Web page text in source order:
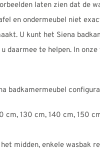
laten zien dat de
en ondermeubel niet
U kunt het Siena
daarmee te helpen. In
badkamermeubel
cm, 130 cm, 140 cm, 150
midden, enkele wasbak